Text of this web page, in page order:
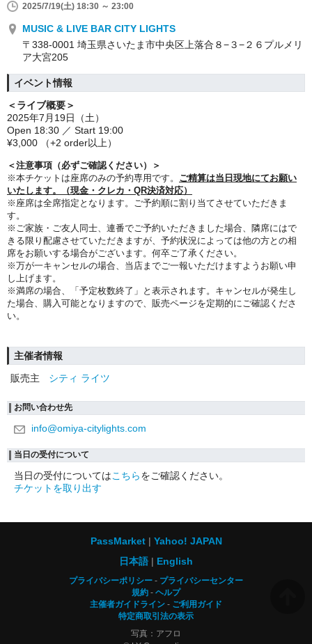
2025/7/19(土) 18:30 ～ 23:00
MUSIC & LIVE BAR CITY LIGHTS
〒338-0001 埼玉県さいたま市中央区上落合８−３−２６プルメリ
ア大宮205
イベント情報
＜ライブ概要＞
2025年7月19日（土）
Open 18:30 ／ Start 19:00
¥3,000 （+2 order以上）
＜注意事項（必ずご確認ください）＞
※本チケットは座席のみの予約専用です。 ご精算は当日現地にてお願い
いたします。（現金・クレカ・QR決済対応）
※座席は全席指定となります。ご予約順に割り当てさせていただきま
す。
※ご家族・ご友人同士、連番でご予約いただきました場合、隣席にはで
きる限り配慮させていただきますが、予約状況によっては他の方との相
席をお願いする場合がございます。何卒ご了承ください。
※万が一キャンセルの場合、当店までご一報いただけますようお願い申
し上げます。
※満席の場合、「予定枚数終了」と表示されます。キャンセルが発生し
た場合、購入可能となりますので、販売ページを定期的にご確認くださ
い。
主催者情報
販売主
シティ ライツ
お問い合わせ先
info@omiya-citylights.com
当日の受付について
当日の受付についてはこちらをご確認ください。
チケットを取り出す
PassMarket
Yahoo! JAPAN
日本語
English
プライバシーポリシー
プライバシーセンター
規約
ヘルプ
主催者ガイドライン
ご利用ガイド
特定商取引法の表示
写真：アフロ